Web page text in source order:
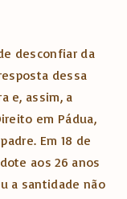
desconfiar da
dessa
e, assim, a
em Pádua,
Em 18 de
aos 26 anos
a santidade não